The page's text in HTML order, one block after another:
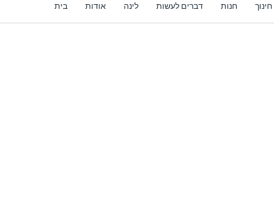
בית אודות לינה דברים לעשות חנות חינוך